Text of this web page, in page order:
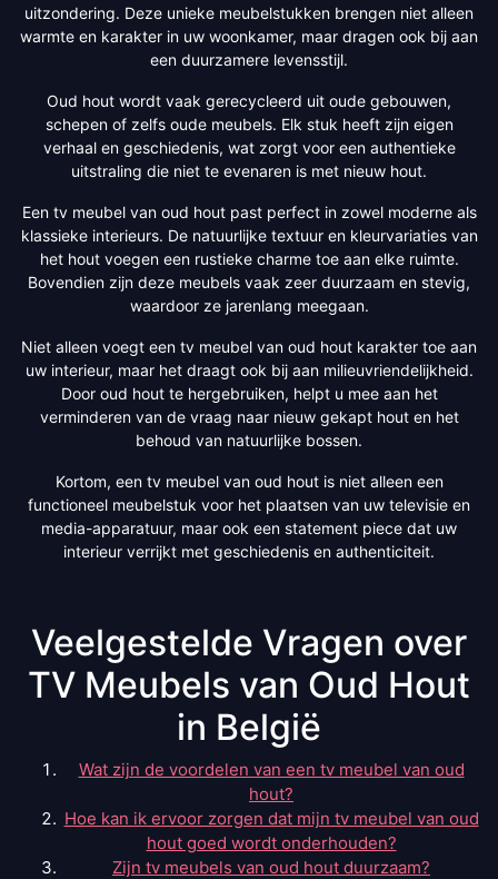
uitzondering. Deze unieke meubelstukken brengen niet alleen
warmte en karakter in uw woonkamer, maar dragen ook bij aan
een duurzamere levensstijl.
Oud hout wordt vaak gerecycleerd uit oude gebouwen,
schepen of zelfs oude meubels. Elk stuk heeft zijn eigen
verhaal en geschiedenis, wat zorgt voor een authentieke
uitstraling die niet te evenaren is met nieuw hout.
Een tv meubel van oud hout past perfect in zowel moderne als
klassieke interieurs. De natuurlijke textuur en kleurvariaties van
het hout voegen een rustieke charme toe aan elke ruimte.
Bovendien zijn deze meubels vaak zeer duurzaam en stevig,
waardoor ze jarenlang meegaan.
Niet alleen voegt een tv meubel van oud hout karakter toe aan
uw interieur, maar het draagt ook bij aan milieuvriendelijkheid.
Door oud hout te hergebruiken, helpt u mee aan het
verminderen van de vraag naar nieuw gekapt hout en het
behoud van natuurlijke bossen.
Kortom, een tv meubel van oud hout is niet alleen een
functioneel meubelstuk voor het plaatsen van uw televisie en
media-apparatuur, maar ook een statement piece dat uw
interieur verrijkt met geschiedenis en authenticiteit.
Veelgestelde Vragen over
TV Meubels van Oud Hout
in België
Wat zijn de voordelen van een tv meubel van oud
hout?
Hoe kan ik ervoor zorgen dat mijn tv meubel van oud
hout goed wordt onderhouden?
Zijn tv meubels van oud hout duurzaam?